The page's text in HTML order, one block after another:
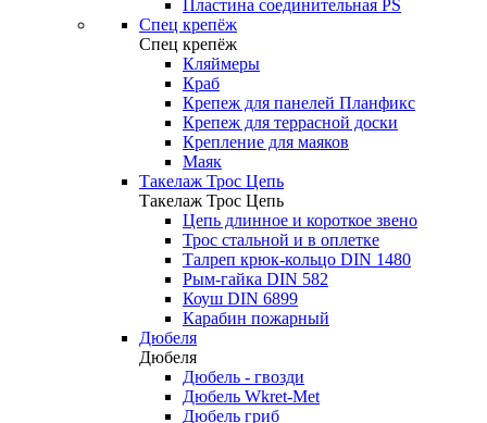
Пластина соединительная PS
Спец крепёж
Спец крепёж
Кляймеры
Краб
Крепеж для панелей Планфикс
Крепеж для террасной доски
Крепление для маяков
Маяк
Такелаж Трос Цепь
Такелаж Трос Цепь
Цепь длинное и короткое звено
Трос стальной и в оплетке
Талреп крюк-кольцо DIN 1480
Рым-гайка DIN 582
Коуш DIN 6899
Карабин пожарный
Дюбеля
Дюбеля
Дюбель - гвозди
Дюбель Wkret-Met
Дюбель гриб